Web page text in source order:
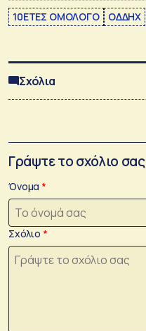
10ΕΤΕΣ ΟΜΟΛΟΓΟ ΟΔΔΗΧ
Σχόλια
Γράψτε το σχόλιο σας
Όνομα
Σχόλιο